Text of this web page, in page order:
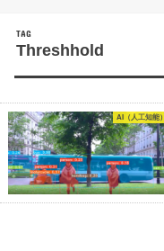
TAG
Threshhold
AI（人工知能）